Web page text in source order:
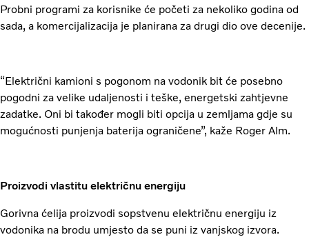
Probni programi za korisnike će početi za nekoliko godina od
sada, a komercijalizacija je planirana za drugi dio ove decenije.
“Električni kamioni s pogonom na vodonik bit će posebno
pogodni za velike udaljenosti i teške, energetski zahtjevne
zadatke. Oni bi također mogli biti opcija u zemljama gdje su
mogućnosti punjenja baterija ograničene”, kaže Roger Alm.
Proizvodi vlastitu električnu energiju
Gorivna ćelija proizvodi sopstvenu električnu energiju iz
vodonika na brodu umjesto da se puni iz vanjskog izvora.